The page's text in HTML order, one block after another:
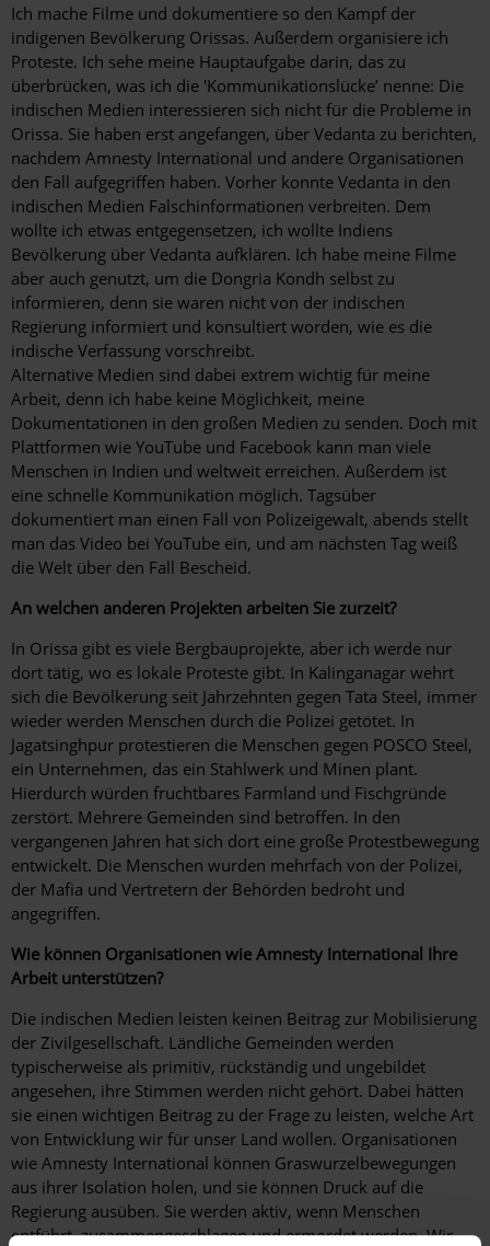
Ich mache Filme und dokumentiere so den Kampf der
indigenen Bevölkerung Orissas. Außerdem organisiere ich
Proteste. Ich sehe meine Hauptaufgabe darin, das zu
überbrücken, was ich die 'Kommunikationslücke’ nenne: Die
indischen Medien interessieren sich nicht für die Probleme in
Orissa. Sie haben erst angefangen, über Vedanta zu berichten,
nachdem Amnesty International und andere Organisationen
den Fall aufgegriffen haben. Vorher konnte Vedanta in den
indischen Medien Falschinformationen verbreiten. Dem
wollte ich etwas entgegensetzen, ich wollte Indiens
Bevölkerung über Vedanta aufklären. Ich habe meine Filme
aber auch genutzt, um die Dongria Kondh selbst zu
informieren, denn sie waren nicht von der indischen
Regierung informiert und konsultiert worden, wie es die
indische Verfassung vorschreibt.
Alternative Medien sind dabei extrem wichtig für meine
Arbeit, denn ich habe keine Möglichkeit, meine
Dokumentationen in den großen Medien zu senden. Doch mit
Plattformen wie YouTube und Facebook kann man viele
Menschen in Indien und weltweit erreichen. Außerdem ist
eine schnelle Kommunikation möglich. Tagsüber
dokumentiert man einen Fall von Polizeigewalt, abends stellt
man das Video bei YouTube ein, und am nächsten Tag weiß
die Welt über den Fall Bescheid.
An welchen anderen Projekten arbeiten Sie zurzeit?
In Orissa gibt es viele Bergbauprojekte, aber ich werde nur
dort tätig, wo es lokale Proteste gibt. In Kalinganagar wehrt
sich die Bevölkerung seit Jahrzehnten gegen Tata Steel, immer
wieder werden Menschen durch die Polizei getötet. In
Jagatsinghpur protestieren die Menschen gegen POSCO Steel,
ein Unternehmen, das ein Stahlwerk und Minen plant.
Hierdurch würden fruchtbares Farmland und Fischgründe
zerstört. Mehrere Gemeinden sind betroffen. In den
vergangenen Jahren hat sich dort eine große Protestbewegung
entwickelt. Die Menschen wurden mehrfach von der Polizei,
der Mafia und Vertretern der Behörden bedroht und
angegriffen.
Wie können Organisationen wie Amnesty International Ihre
Arbeit unterstützen?
Die indischen Medien leisten keinen Beitrag zur Mobilisierung
der Zivilgesellschaft. Ländliche Gemeinden werden
typischerweise als primitiv, rückständig und ungebildet
angesehen, ihre Stimmen werden nicht gehört. Dabei hätten
sie einen wichtigen Beitrag zu der Frage zu leisten, welche Art
von Entwicklung wir für unser Land wollen. Organisationen
wie Amnesty International können Graswurzelbewegungen
aus ihrer Isolation holen, und sie können Druck auf die
Regierung ausüben. Sie werden aktiv, wenn Menschen
entführt, zusammengeschlagen und ermordet werden. Wir